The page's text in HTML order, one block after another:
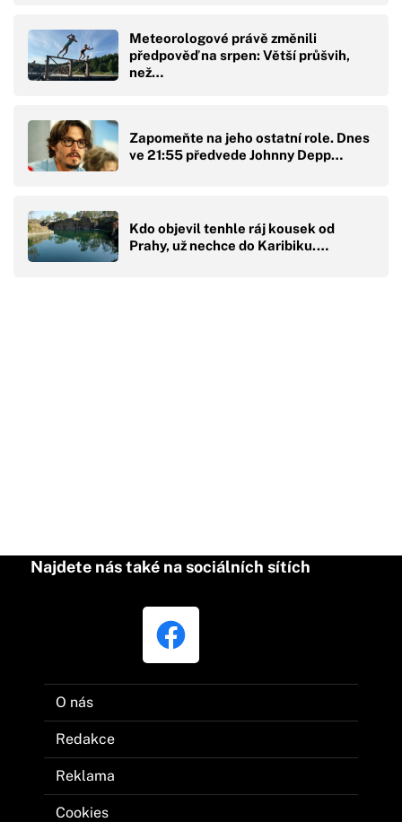
Meteorologové právě změnili
předpověď na srpen: Větší průšvih,
než…
Zapomeňte na jeho ostatní role. Dnes
ve 21:55 předvede Johnny Depp…
Kdo objevil tenhle ráj kousek od
Prahy, už nechce do Karibiku.…
Najdete nás také na sociálních sítích
O nás
Redakce
Reklama
Cookies